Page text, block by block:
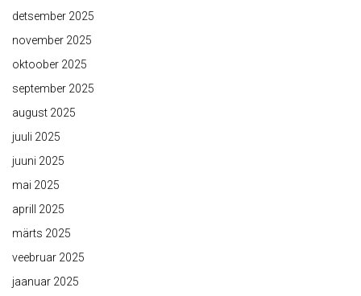
detsember 2025
november 2025
oktoober 2025
september 2025
august 2025
juuli 2025
juuni 2025
mai 2025
aprill 2025
märts 2025
veebruar 2025
jaanuar 2025